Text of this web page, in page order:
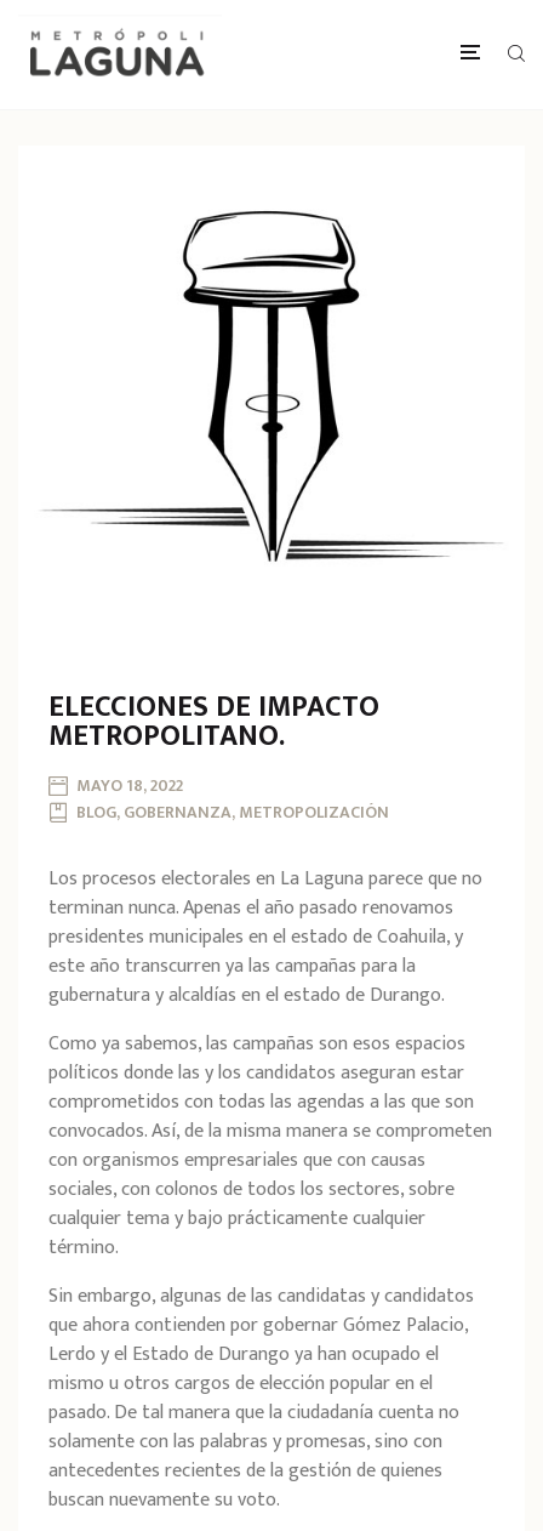
ELECCIONES DE IMPACTO
METROPOLITANO.
MAYO 18, 2022
BLOG, GOBERNANZA, METROPOLIZACIÓN
Los procesos electorales en La Laguna parece que no
terminan nunca. Apenas el año pasado renovamos
presidentes municipales en el estado de Coahuila, y
este año transcurren ya las campañas para la
gubernatura y alcaldías en el estado de Durango.
Como ya sabemos, las campañas son esos espacios
políticos donde las y los candidatos aseguran estar
comprometidos con todas las agendas a las que son
convocados. Así, de la misma manera se comprometen
con organismos empresariales que con causas
sociales, con colonos de todos los sectores, sobre
cualquier tema y bajo prácticamente cualquier
término.
Sin embargo, algunas de las candidatas y candidatos
que ahora contienden por gobernar Gómez Palacio,
Lerdo y el Estado de Durango ya han ocupado el
mismo u otros cargos de elección popular en el
pasado. De tal manera que la ciudadanía cuenta no
solamente con las palabras y promesas, sino con
antecedentes recientes de la gestión de quienes
buscan nuevamente su voto.